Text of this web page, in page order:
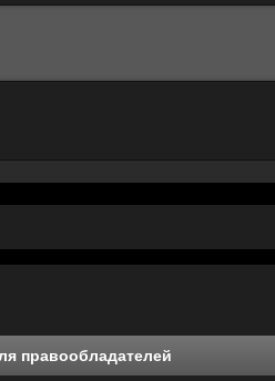
правообладателей